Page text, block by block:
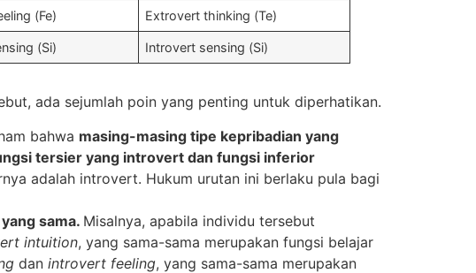
(Fe) Extrovert thinking (Te)
(Si) Introvert sensing (Si)
ada sejumlah poin yang penting untuk diperhatikan.
bahwa masing-masing tipe kepribadian yang
tersier yang introvert dan fungsi inferior
adalah introvert. Hukum urutan ini berlaku pula bagi
sama. Misalnya, apabila individu tersebut
intuition, yang sama-sama merupakan fungsi belajar
dan introvert feeling, yang sama-sama merupakan